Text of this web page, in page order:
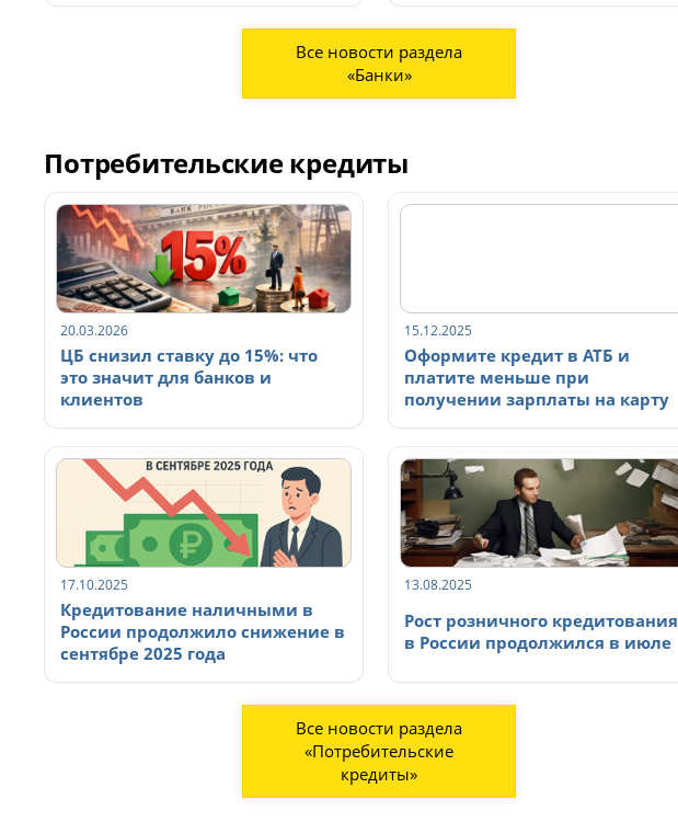
Все новости раздела
«Банки»
Потребительские кредиты
20.03.2026
ЦБ снизил ставку до 15%: что
это значит для банков и
клиентов
15.12.2025
Оформите кредит в АТБ и
платите меньше при
получении зарплаты на карту
17.10.2025
Кредитование наличными в
России продолжило снижение в
сентябре 2025 года
13.08.2025
Рост розничного кредитования
в России продолжился в июле
Все новости раздела
«Потребительские
кредиты»